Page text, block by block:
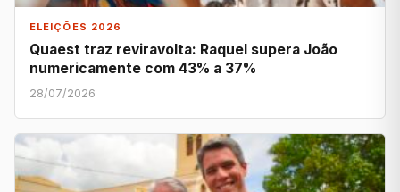
ELEIÇÕES 2026
Quaest traz reviravolta: Raquel supera João
numericamente com 43% a 37%
28/07/2026